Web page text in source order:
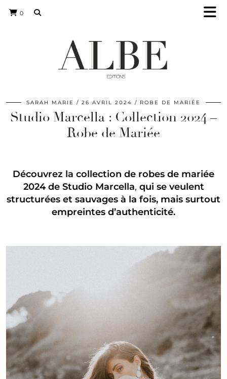
0
SARAH MARIE 26 AVRIL 2024 ROBE DE MARIÉE
Studio Marcella : Collection 2024 –
Robe de Mariée
Découvrez la collection de robes de mariée
2024 de Studio Marcella, qui se veulent
structurées et sauvages à la fois, mais surtout
empreintes d’authenticité.